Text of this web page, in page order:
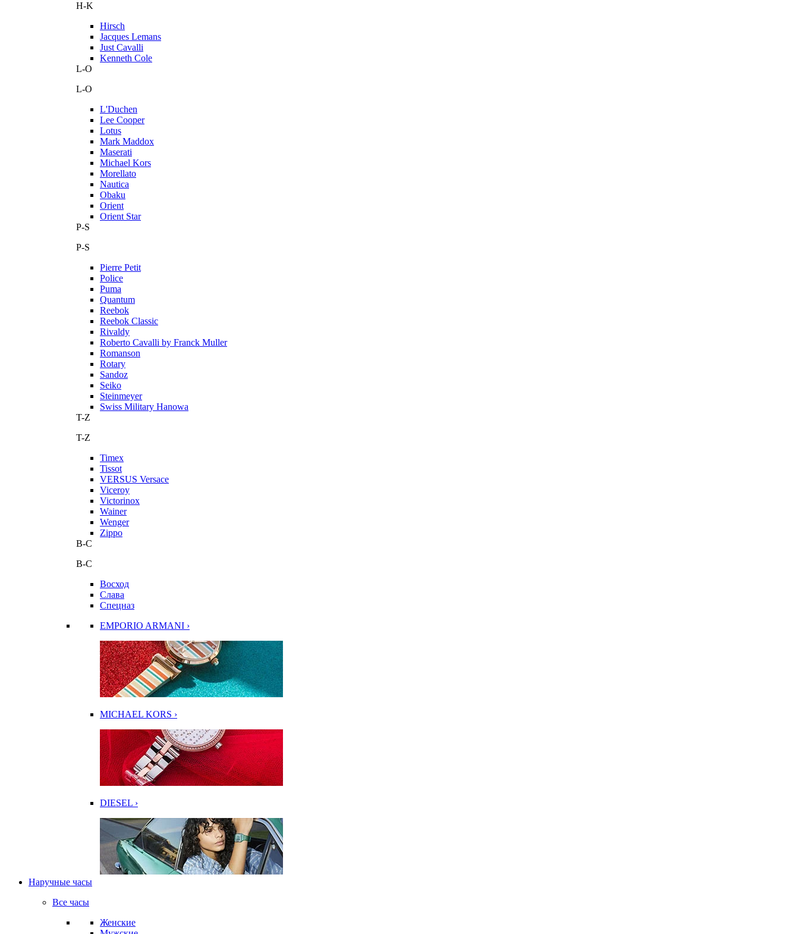
H-K
Hirsch
Jacques Lemans
Just Cavalli
Kenneth Cole
L-O
L-O
L'Duchen
Lee Cooper
Lotus
Mark Maddox
Maserati
Michael Kors
Morellato
Nautica
Obaku
Orient
Orient Star
P-S
P-S
Pierre Petit
Police
Puma
Quantum
Reebok
Reebok Classic
Rivaldy
Roberto Cavalli by Franck Muller
Romanson
Rotary
Sandoz
Seiko
Steinmeyer
Swiss Military Hanowa
T-Z
T-Z
Timex
Tissot
VERSUS Versace
Viceroy
Victorinox
Wainer
Wenger
Zippo
В-С
В-С
Восход
Слава
Спецназ
EMPORIO ARMANI ›
MICHAEL KORS ›
DIESEL ›
Наручные часы
Все часы
Женские